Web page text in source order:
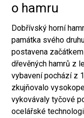
o hamru
Dobřívský horní
památka svého
postavena
dřevěných hamrů z
vybavení pochází z
zkujňovalo
vykovávaly tyčové
ocelářské